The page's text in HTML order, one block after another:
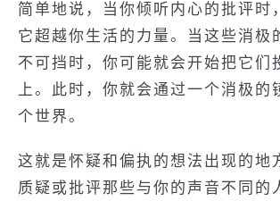
简单地说，当你倾听内心的批评时
它超越你生活的力量。当这些消极
不可挡时，你可能就会开始把它们
上。此时，你就会通过一个消极的
个世界。
这就是怀疑和偏执的想法出现的地
质疑或批评那些与你的声音不同的